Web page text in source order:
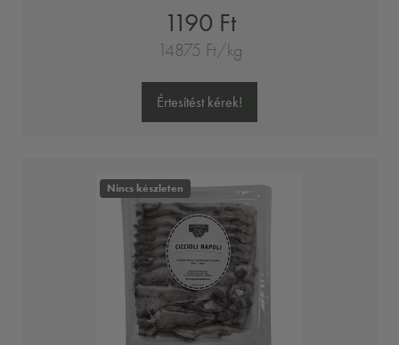
1190 Ft
14875 Ft/kg
Értesítést kérek!
Nincs készleten